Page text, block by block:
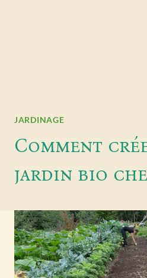
JARDINAGE
Comment
jardin bio